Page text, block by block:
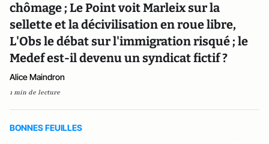
chômage ; Le Point voit Marleix sur la
sellette et la décivilisation en roue libre,
L'Obs le débat sur l'immigration risqué ; le
Medef est-il devenu un syndicat fictif ?
Alice Maindron
1 min de lecture
BONNES FEUILLES